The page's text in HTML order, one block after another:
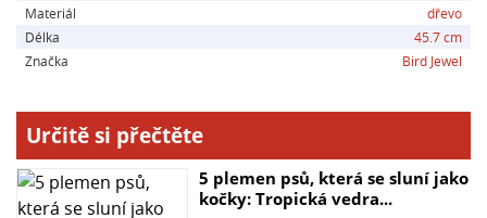
Materiál
dřevo
Délka
45.7 cm
Značka
Bird Jewel
Určitě si přečtěte
5 plemen psů, která se sluní jako
kočky: Tropická vedra...